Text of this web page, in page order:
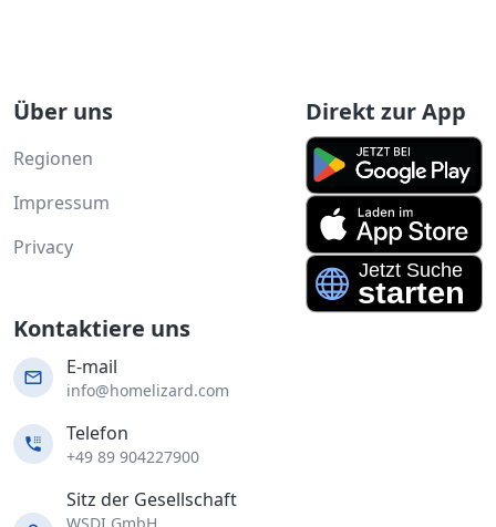
Über uns
Regionen
Impressum
Privacy
Direkt zur App
Kontaktiere uns
E-mail
info@homelizard.com
Telefon
+49 89 904227900
Sitz der Gesellschaft